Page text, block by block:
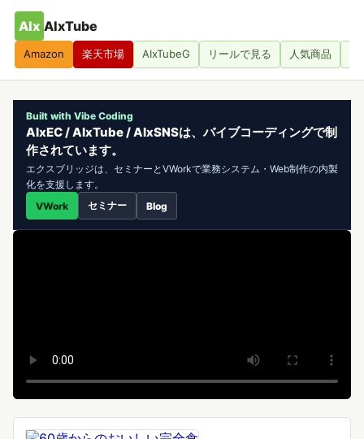
AIx AIxTube
Amazon 楽天市場 AIxTubeG リールで見る 人気商品
Built with Vibe Coding
AIxEC / AIxTube / AIxSNSは、バイブコーディングで制
作されています。
エクスブリッジは、セミナーとVWorkで業務システム・Web制作の内製
化を支援します。
VWork
セミナー Blog